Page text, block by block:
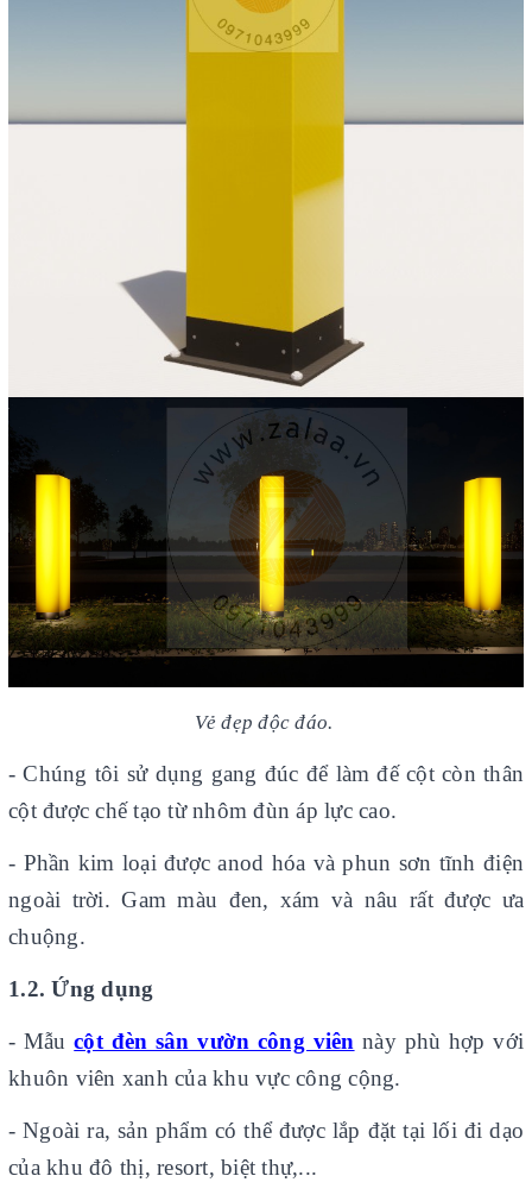
Vẻ đẹp độc đáo.
- Chúng tôi sử dụng gang đúc để làm đế cột còn thân
cột được chế tạo từ nhôm đùn áp lực cao.
- Phần kim loại được anod hóa và phun sơn tĩnh điện
ngoài trời. Gam màu đen, xám và nâu rất được ưa
chuộng.
1.2. Ứng dụng
- Mẫucột đèn sân vườn công viên này phù hợp với
khuôn viên xanh của khu vực công cộng.
- Ngoài ra, sản phẩm có thể được lắp đặt tại lối đi dạo
của khu đô thị, resort, biệt thự,...